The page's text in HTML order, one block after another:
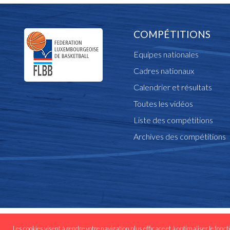
COMPÉTITIONS
Equipes nationales
Cadres nationaux
Calendrier et résultats
Toutes les vidéos
Liste des compétitions
Archives des compétitions
© Copyright flbb.lu -
Les cookies visent à rendre votre navigation plus efficace et à optimaliser le